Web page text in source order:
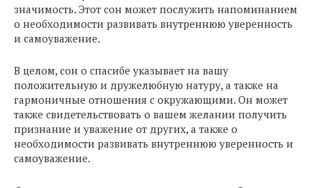
значимость. Этот сон может послужить напоминанием
о необходимости развивать внутреннюю уверенность
и самоуважение.
В целом, сон о спасибе указывает на вашу
положительную и дружелюбную натуру, а также на
гармоничные отношения с окружающими. Он может
также свидетельствовать о вашем желании получить
признание и уважение от других, а также о
необходимости развивать внутреннюю уверенность и
самоуважение.